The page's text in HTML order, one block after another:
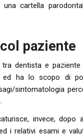
cartella
paziente
dentista e
ed ha lo scopo di
sintomatologia
invece, dopo
i relativi esami e